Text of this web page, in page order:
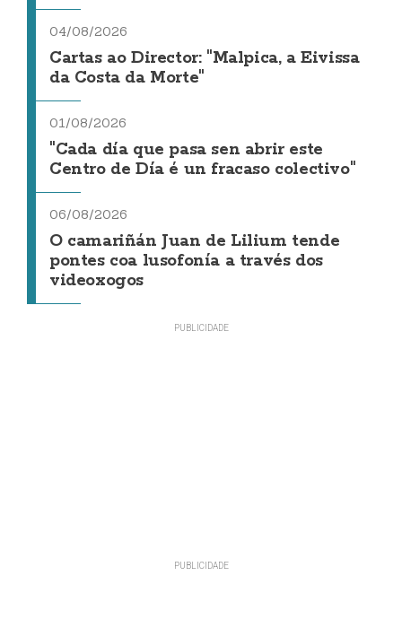
04/08/2026
Cartas ao Director: "Malpica, a Eivissa
da Costa da Morte"
01/08/2026
"Cada día que pasa sen abrir este
Centro de Día é un fracaso colectivo"
06/08/2026
O camariñán Juan de Lilium tende
pontes coa lusofonía a través dos
videoxogos